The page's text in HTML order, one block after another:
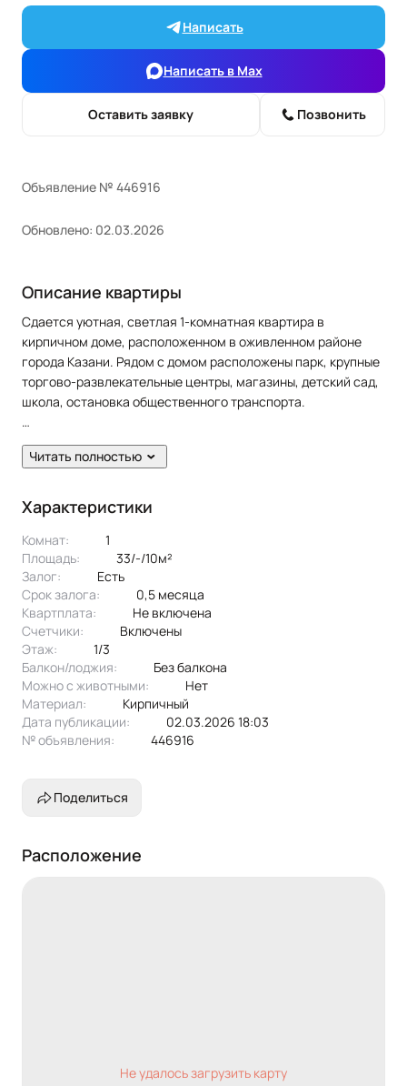
Написать
Написать в Max
Оставить заявку Позвонить
Объявление № 446916
Обновлено: 02.03.2026
Описание квартиры
Сдается уютная, светлая 1-комнатная квартира в
кирпичном доме, расположенном в оживленном районе
города Казани. Рядом с домом расположены парк, крупные
торгово-развлекательные центры, магазины, детский сад,
школа, остановка общественного транспорта.
В квартире сделан свежий ремонт. Полы: линолеум,
ковролин. Окна: пластиковые. Потолки: натяжные. Сан.
Жильцам предоставляется из мебели и технике: кухонный
гарнитур, диван раскладной, кровать, шкаф-купе, cтол,
стулья, холодильник, плита, духовка, микроволновая печь,
стиральная машина, телевизор.
Эксклюзивное предложение!
Читать полностью
Характеристики
Комнат:
1
Площадь:
33/-/10м²
Залог:
есть
Срок залога:
0,5 месяца
Квартплата:
не включена
Счетчики:
включены
Этаж:
1/3
Балкон/лоджия:
без балкона
Можно с животными:
нет
Материал:
кирпичный
Дата публикации:
02.03.2026 18:03
№ объявления:
446916
Поделиться
Расположение
Не удалось загрузить карту